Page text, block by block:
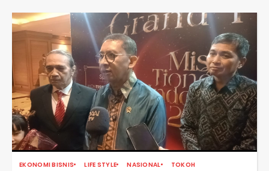
EKONOMI BISNIS LIFE STYLE NASIONAL TOKOH